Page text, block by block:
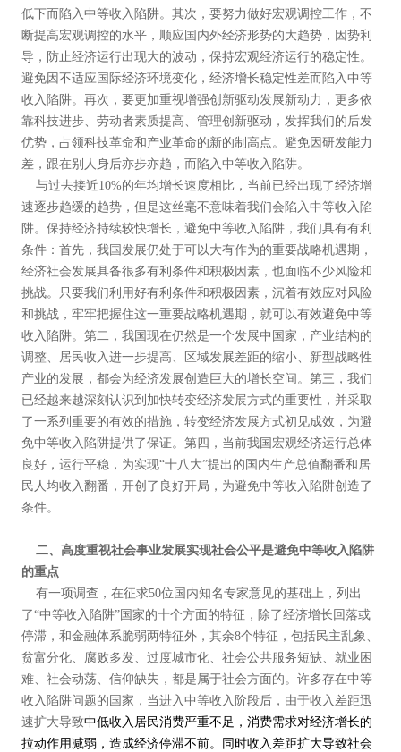
低下而陷入中等收入陷阱。其次，要努力做好宏观调控工作，不
断提高宏观调控的水平，顺应国内外经济形势的大趋势，因势利
导，防止经济运行出现大的波动，保持宏观经济运行的稳定性。
避免因不适应国际经济环境变化，经济增长稳定性差而陷入中等
收入陷阱。再次，要更加重视增强创新驱动发展新动力，更多依
靠科技进步、劳动者素质提高、管理创新驱动，发挥我们的后发
优势，占领科技革命和产业革命的新的制高点。避免因研发能力
差，跟在别人身后亦步亦趋，而陷入中等收入陷阱。
与过去接近10%的年均增长速度相比，当前已经出现了经济增
速逐步趋缓的趋势，但是这丝毫不意味着我们会陷入中等收入陷
阱。保持经济持续较快增长，避免中等收入陷阱，我们具有有利
条件：首先，我国发展仍处于可以大有作为的重要战略机遇期，
经济社会发展具备很多有利条件和积极因素，也面临不少风险和
挑战。只要我们利用好有利条件和积极因素，沉着有效应对风险
和挑战，牢牢把握住这一重要战略机遇期，就可以有效避免中等
收入陷阱。第二，我国现在仍然是一个发展中国家，产业结构的
调整、居民收入进一步提高、区域发展差距的缩小、新型战略性
产业的发展，都会为经济发展创造巨大的增长空间。第三，我们
已经越来越深刻认识到加快转变经济发展方式的重要性，并采取
了一系列重要的有效的措施，转变经济发展方式初见成效，为避
免中等收入陷阱提供了保证。第四，当前我国宏观经济运行总体
良好，运行平稳，为实现“十八大”提出的国内生产总值翻番和居
民人均收入翻番，开创了良好开局，为避免中等收入陷阱创造了
条件。
二、高度重视社会事业发展实现社会公平是避免中等收入陷阱
的重点
有一项调查，在征求50位国内知名专家意见的基础上，列出
了“中等收入陷阱”国家的十个方面的特征，除了经济增长回落或
停滞，和金融体系脆弱两特征外，其余8个特征，包括民主乱象、
贫富分化、腐败多发、过度城市化、社会公共服务短缺、就业困
难、社会动荡、信仰缺失，都是属于社会方面的。许多存在中等
收入陷阱问题的国家，当进入中等收入阶段后，由于收入差距迅
速扩大导致中低收入 居民消费严重不足，消费需求对经济增长的
拉动作用减弱，造成经济停滞不前。同时收入差距扩大导致社会